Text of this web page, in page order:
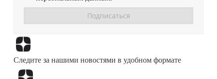
Следите за нашими новостями в удобном формате